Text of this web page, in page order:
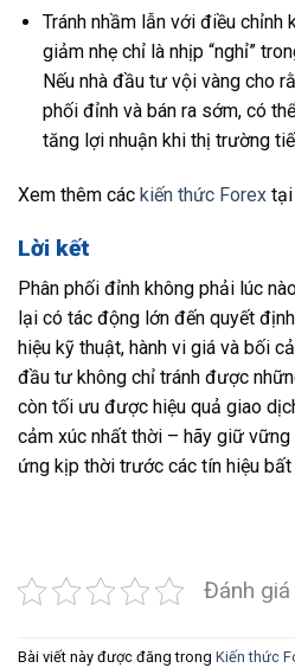
Tránh nhầm lẫn với điều chỉnh
giảm nhẹ chỉ là nhịp “nghỉ”
Nếu nhà đầu tư vội vàng cho
phối đỉnh và bán ra sớm, có
tăng lợi nhuận khi thị trường
Xem thêm các kiến thức Forex
Lời kết
Phân phối đỉnh không phải lúc
lại có tác động lớn đến quyết
hiệu kỹ thuật, hành vi giá và bối
đầu tư không chỉ tránh được
còn tối ưu được hiệu quả giao
cảm xúc nhất thời – hãy giữ
ứng kịp thời trước các tín hiệu
Đánh
Bài viết này được đăng trong Kiến thức